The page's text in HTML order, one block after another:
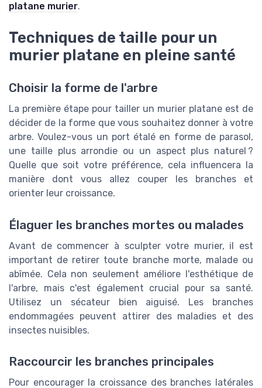
platane murier.
Techniques de taille pour un
murier platane en pleine santé
Choisir la forme de l'arbre
La première étape pour tailler un murier platane est de
décider de la forme que vous souhaitez donner à votre
arbre. Voulez-vous un port étalé en forme de parasol,
une taille plus arrondie ou un aspect plus naturel ?
Quelle que soit votre préférence, cela influencera la
manière dont vous allez couper les branches et
orienter leur croissance.
Élaguer les branches mortes ou malades
Avant de commencer à sculpter votre murier, il est
important de retirer toute branche morte, malade ou
abîmée. Cela non seulement améliore l'esthétique de
l'arbre, mais c'est également crucial pour sa santé.
Utilisez un sécateur bien aiguisé. Les branches
endommagées peuvent attirer des maladies et des
insectes nuisibles.
Raccourcir les branches principales
Pour encourager la croissance des branches latérales